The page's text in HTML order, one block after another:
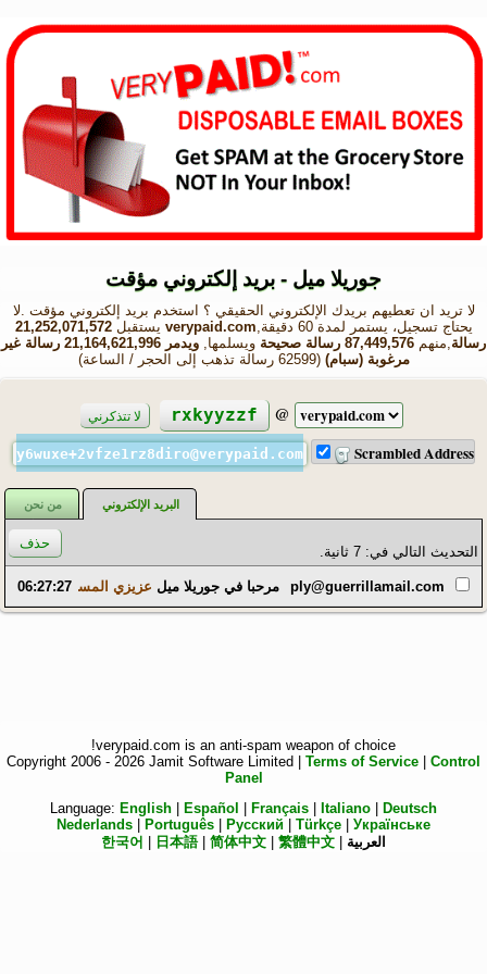
جوريلا ميل - بريد إلكتروني مؤقت
لا تريد ان تعطيهم بريدك الإلكتروني الحقيقي ؟ استخدم بريد إلكتروني مؤقت .لا
يحتاج تسجيل، يستمر لمدة 60 دقيقة,
verypaid.com يستقبل21,252,071,572
رسالة ,منهم 87,449,576 رسالة صحيحة ويسلمها,
ويدمر 21,164,621,996 رسالة غير
مرغوبة (سبام) (62599 رسالة تذهب إلى الحجر / الساعة)
rxkyyzzf @ لا تتذكرني
y6wuxe+2vfze1rz8diro@verypaid.com Scrambled Address
من نحن البريد الإلكتروني
التحديث التالي في: 7 ثانية.
no-reply@guerrillamail.comمرحبا في جوريلا ميل عزيزي المسخدم06:27:27
verypaid.com is an anti-spam weapon of choice!
Copyright 2006 - 2026 Jamit Software Limited | Terms of Service
Control
Panel
Language: English Español Français Italiano
Deutsch
Nederlands
Português Русский Türkçe
Українське
العربية
한국어 日本語| 简体中文 繁體中文